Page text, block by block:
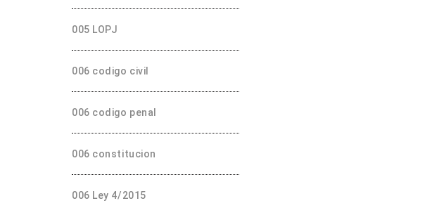
005 LOPJ
006 codigo civil
006 codigo penal
006 constitucion
006 Ley 4/2015